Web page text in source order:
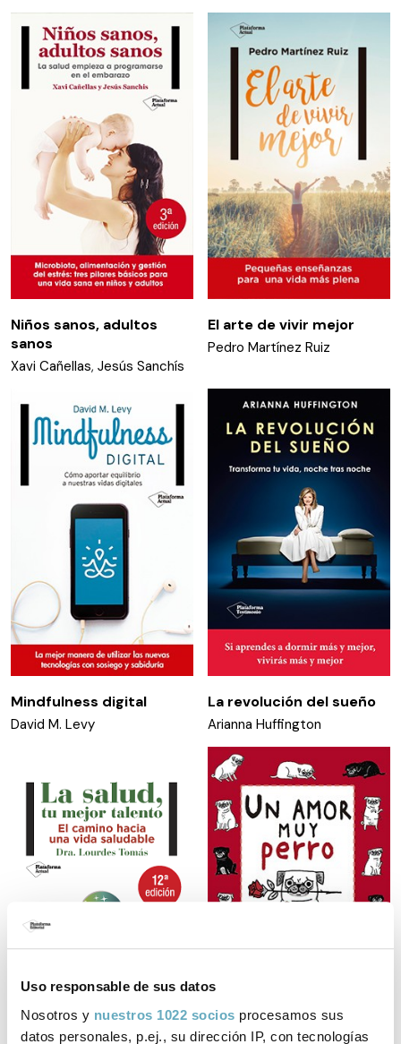
Uso responsable de sus datos
Nosotros y nuestros 1022 socios procesamos sus
datos personales, p.ej., su dirección IP, con tecnologías
Niños sanos, adultos
sanos
Xavi Cañellas, Jesús Sanchís
El arte de vivir mejor
Pedro Martínez Ruiz
Mindfulness digital
David M. Levy
La revolución del sueño
Arianna Huffington